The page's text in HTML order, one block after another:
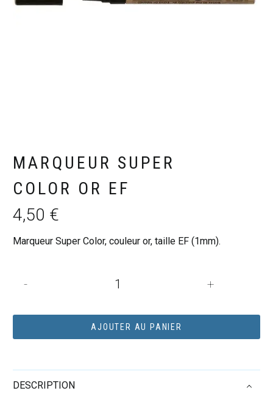
MARQUEUR SUPER
COLOR OR EF
4,50 €
Marqueur Super Color, couleur or, taille EF (1mm).
-
COLOR
EF
+
AJOUTER AU PANIER
DESCRIPTION